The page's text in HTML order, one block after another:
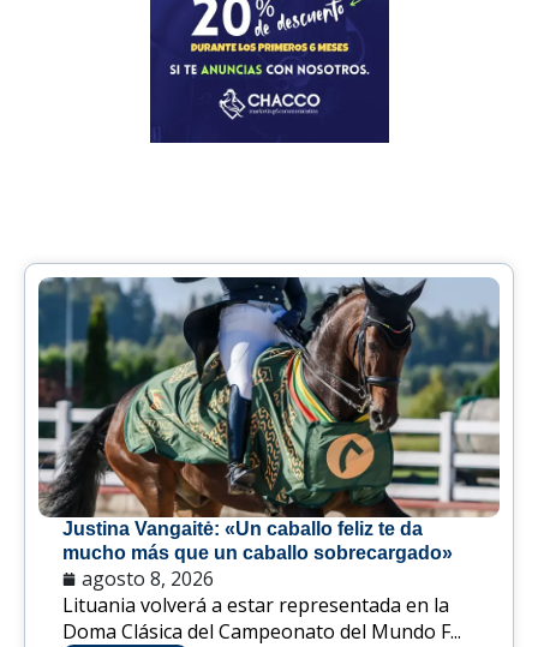
Justina Vangaitė: «Un caballo feliz te da
mucho más que un caballo sobrecargado»
agosto 8, 2026
Lituania volverá a estar representada en la
Doma Clásica del Campeonato del Mundo F...